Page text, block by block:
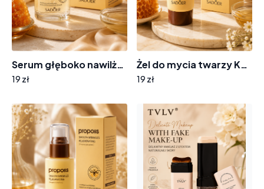
Serum głęboko nawilżające KS643 propolis
19 zł
Żel do mycia twarzy KS654 propolis
19 zł